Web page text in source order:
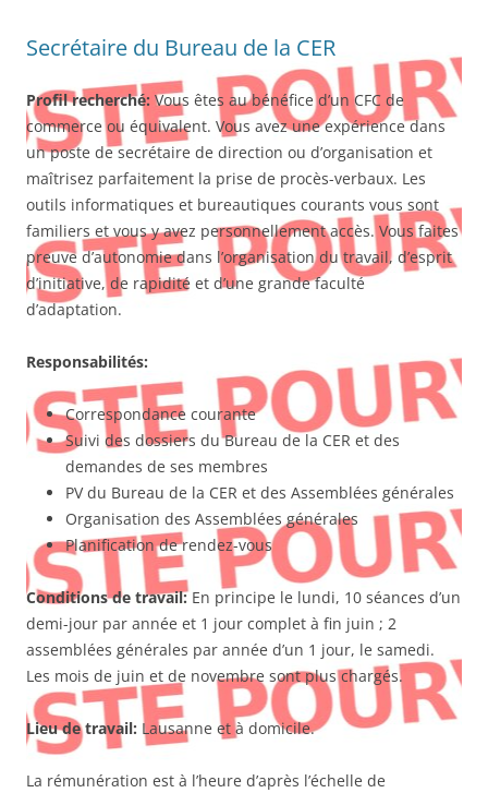
Secrétaire du Bureau de la CER
Profil recherché: Vous êtes au bénéfice d’un CFC de
commerce ou équivalent. Vous avez une expérience dans
un poste de secrétaire de direction ou d’organisation et
maîtrisez parfaitement la prise de procès-verbaux. Les
outils informatiques et bureautiques courants vous sont
familiers et vous y avez personnellement accès. Vous faites
preuve d’autonomie dans l’organisation du travail, d’esprit
d’initiative, de rapidité et d’une grande faculté
d’adaptation.
Responsabilités:
Correspondance courante
Suivi des dossiers du Bureau de la CER et des
demandes de ses membres
PV du Bureau de la CER et des Assemblées générales
Organisation des Assemblées générales
Planification de rendez-vous
Conditions de travail:En principe le lundi, 10 séances d’un
demi-jour par année et 1 jour complet à fin juin ; 2
assemblées générales par année d’un 1 jour, le samedi.
Les mois de juin et de novembre sont plus chargés.
Lieu de travail: Lausanne et à domicile.
La rémunération est à l’heure d’après l’échelle de